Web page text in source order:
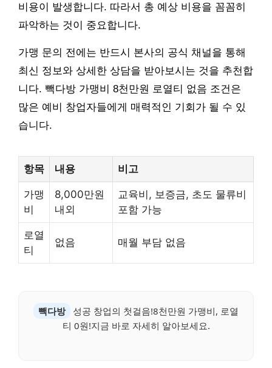
비용이 발생합니다. 따라서 총 예상 비용을 꼼꼼히
파악하는 것이 중요합니다.
가맹 문의 전에는 반드시 본사의 공식 채널을 통해
최신 정보와 상세한 상담을 받아보시는 것을 추천합
니다. 빽다방 가맹비 8천만원 로열티 없음 조건은
많은 예비 창업자들에게 매력적인 기회가 될 수 있
습니다.
항목 내용 비고
가맹
비
8,000만원
내외
교육비, 보증금, 초도 물류비
포함 가능
로열
티
없음 매월 부담 없음
빽다방
성공 창업의 첫걸음!8천만원 가맹비, 로열
티 0원!지금 바로 자세히 알아보세요.